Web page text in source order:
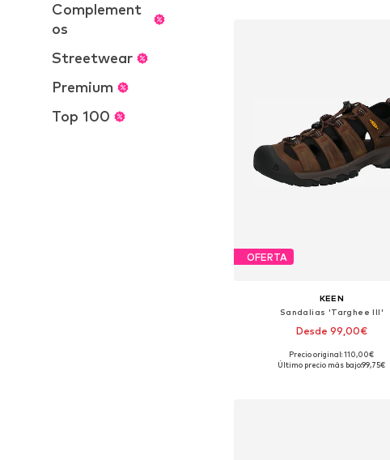
Complement
os
Streetwear
Premium
Top 100
OFERTA
KEEN
Sandalias 'Targhee III'
Desde 99,00€
Disponible en muchas tallas
Precio original: 110,00€
Último precio más bajo:99,75€